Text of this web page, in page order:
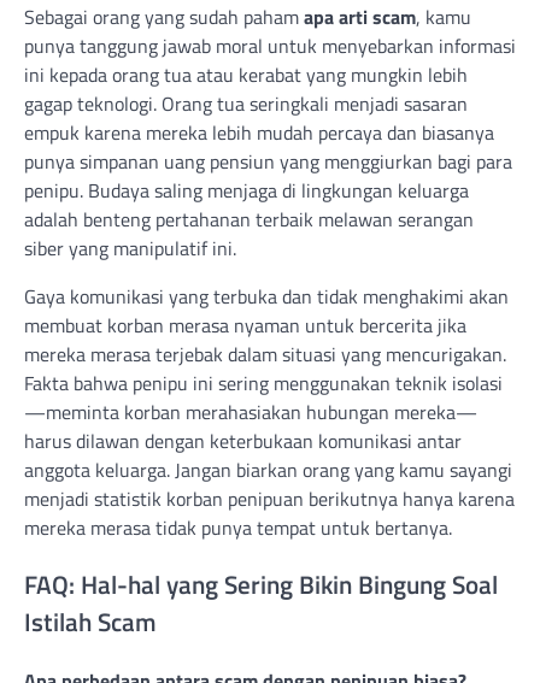
Sebagai orang yang sudah pahamapa arti scam, kamu
punya tanggung jawab moral untuk menyebarkan informasi
ini kepada orang tua atau kerabat yang mungkin lebih
gagap teknologi. Orang tua seringkali menjadi sasaran
empuk karena mereka lebih mudah percaya dan biasanya
punya simpanan uang pensiun yang menggiurkan bagi para
penipu. Budaya saling menjaga di lingkungan keluarga
adalah benteng pertahanan terbaik melawan serangan
siber yang manipulatif ini.
Gaya komunikasi yang terbuka dan tidak menghakimi akan
membuat korban merasa nyaman untuk bercerita jika
mereka merasa terjebak dalam situasi yang mencurigakan.
Fakta bahwa penipu ini sering menggunakan teknik isolasi
—meminta korban merahasiakan hubungan mereka—
harus dilawan dengan keterbukaan komunikasi antar
anggota keluarga. Jangan biarkan orang yang kamu sayangi
menjadi statistik korban penipuan berikutnya hanya karena
mereka merasa tidak punya tempat untuk bertanya.
FAQ: Hal-hal yang Sering Bikin Bingung Soal
Istilah Scam